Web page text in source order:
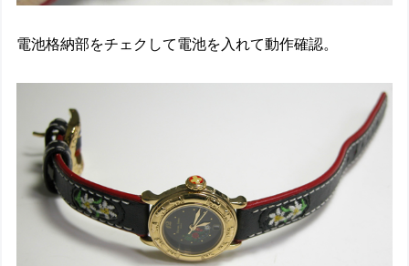
電池格納部をチェクして電池を入れて動作確認。